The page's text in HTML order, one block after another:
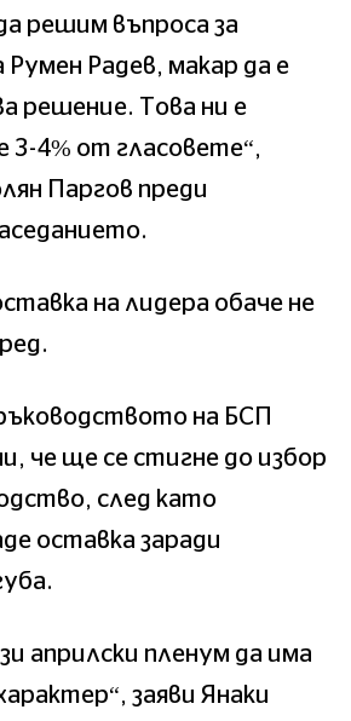
решим въпроса за
Румен Радев, макар да е
решение. Това ни е
3-4% от гласовете“,
Паргов преди
на лидера обаче не
на БСП
че ще се стигне до избор
след като
оставка заради
априлски пленум да има
заяви Янаки